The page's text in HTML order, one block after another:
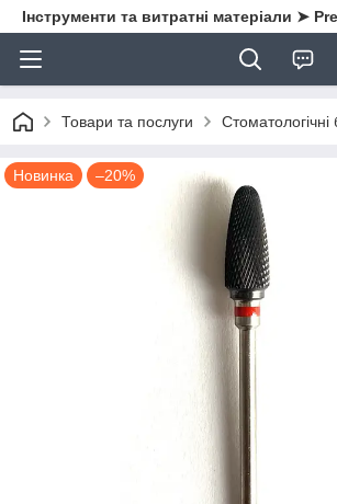
Інструменти та витратні матеріали ➤
Товари та послуги
Новинка –20%